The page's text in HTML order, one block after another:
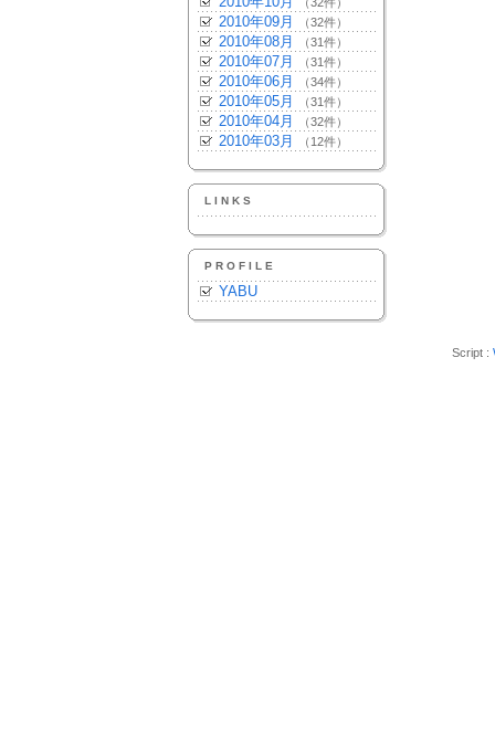
2010年09月 （32件）
2010年08月 （31件）
2010年07月 （31件）
2010年06月 （34件）
2010年05月 （31件）
2010年04月 （32件）
2010年03月 （12件）
LINKS
PROFILE
YABU
Script :